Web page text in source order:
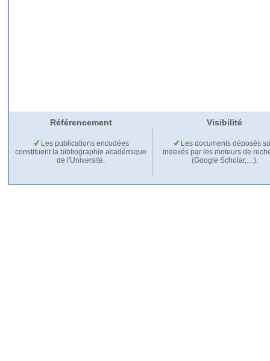
Référencement Visibilité
Les publications encodées
constituent la bibliographie académique
de l'Université.
Les documents déposés
indexés par les moteurs de
(Google Scholar,…).